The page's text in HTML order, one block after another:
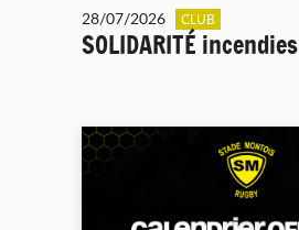
28/07/2026 CLUB
SOLIDARITÉ incendies